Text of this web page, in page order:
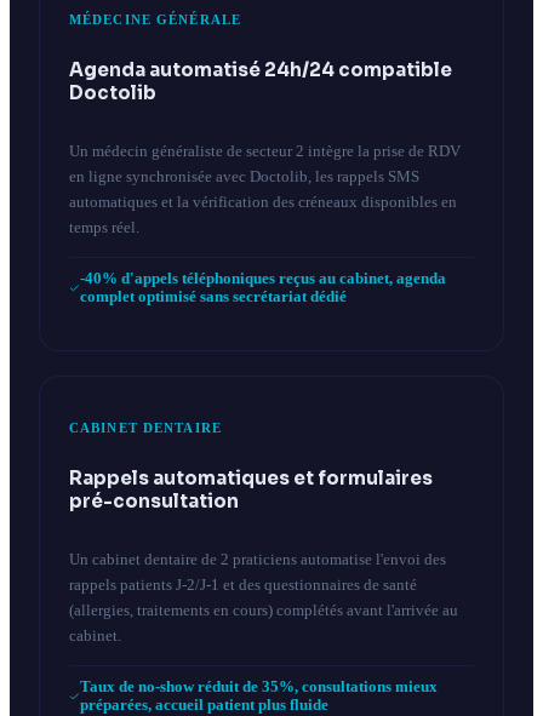
MÉDECINE GÉNÉRALE
Agenda automatisé 24h/24 compatible
Doctolib
Un médecin généraliste de secteur 2 intègre la prise de RDV
en ligne synchronisée avec Doctolib, les rappels SMS
automatiques et la vérification des créneaux disponibles en
temps réel.
-40% d'appels téléphoniques reçus au cabinet, agenda
complet optimisé sans secrétariat dédié
CABINET DENTAIRE
Rappels automatiques et formulaires
pré-consultation
Un cabinet dentaire de 2 praticiens automatise l'envoi des
rappels patients J-2/J-1 et des questionnaires de santé
(allergies, traitements en cours) complétés avant l'arrivée au
cabinet.
Taux de no-show réduit de 35%, consultations mieux
préparées, accueil patient plus fluide